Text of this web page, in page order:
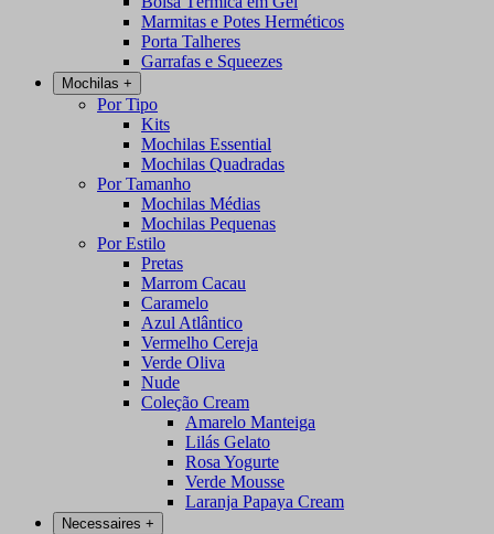
Marmitas e Potes Herméticos
Porta Talheres
Garrafas e Squeezes
Mochilas +
Por Tipo
Kits
Mochilas Essential
Mochilas Quadradas
Por Tamanho
Mochilas Médias
Mochilas Pequenas
Por Estilo
Pretas
Marrom Cacau
Caramelo
Azul Atlântico
Vermelho Cereja
Verde Oliva
Nude
Coleção Cream
Amarelo Manteiga
Lilás Gelato
Rosa Yogurte
Verde Mousse
Laranja Papaya Cream
Necessaires +